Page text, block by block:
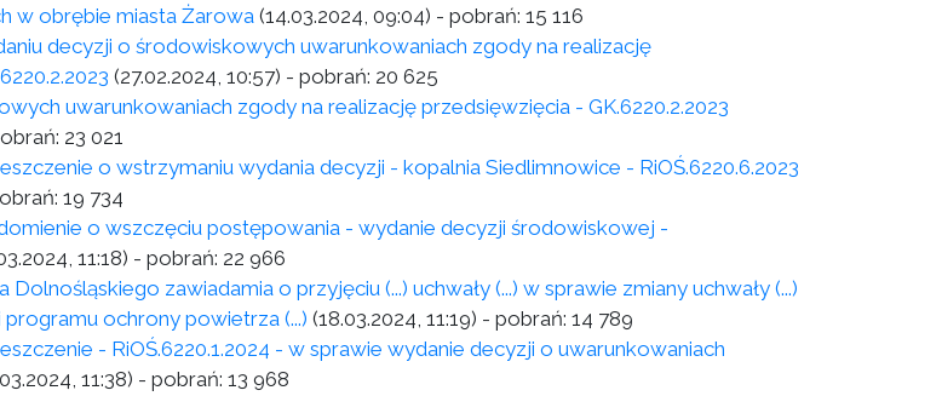
w obrębie miasta Żarowa (14.03.2024, 09:04) - pobrań: 15 116
decyzji o środowiskowych uwarunkowaniach zgody na realizację
(27.02.2024, 10:57) - pobrań: 20 625
uwarunkowaniach zgody na realizację przedsięwzięcia - GK.6220.2.2023
23 021
o wstrzymaniu wydania decyzji - kopalnia Siedlimnowice - RiOŚ.6220.6.2023
19 734
o wszczęciu postępowania - wydanie decyzji środowiskowej -
11:18) - pobrań: 22 966
zawiadamia o przyjęciu (...) uchwały (...) w sprawie zmiany uchwały (...)
ochrony powietrza (...) (18.03.2024, 11:19) - pobrań: 14 789
- RiOŚ.6220.1.2024 - w sprawie wydanie decyzji o uwarunkowaniach
11:38) - pobrań: 13 968